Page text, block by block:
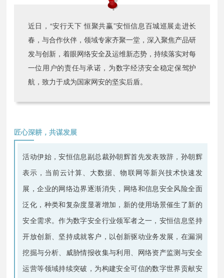
近日，“安行天下 恒聚共赢”安恒信息百城巡展走进长
春，与合作伙伴，领域专家齐聚一堂，深入聚焦产品研
发与创新，着眼网络安全及运维新态势，持续落实对每
一位用户的责任与承诺，为数字经济安全稳定保驾护
航，致力于成为国家网安的坚实后盾。
匠心深耕，共谋发展
活动伊始，安恒信息副总裁孙朝辉首先发表致辞，孙朝辉
表示，当前云计算、大数据、物联网等新兴技术快速发
展，企业的网络边界逐渐消失，网络和信息安全风险全面
泛化，种类和复杂度显著增加，新的使用场景催生了新的
安全需求。作为数字安全行业领军者之一，安恒信息坚持
开放创新、坚持成就客户，以创新驱动业务发展，在漏洞
挖掘与分析、威胁情报收集与利用、网络资产监测与安全
运营等领域持续突破，为构建安全可信的数字世界贡献安